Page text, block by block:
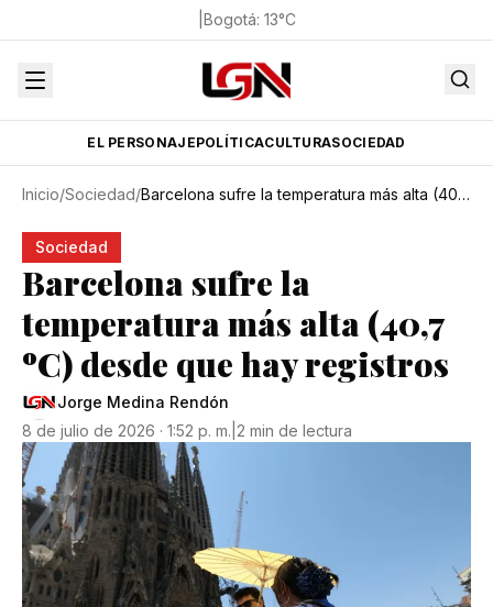
Bogotá: 13°C
EL PERSONAJEPOLÍTICACULTURASOCIEDAD
Inicio/Sociedad/ Barcelona sufre la temperatura más alta (40,7 ºC) desde que hay registros
Sociedad
Barcelona sufre la
temperatura más alta (40,7
ºC) desde que hay registros
Jorge Medina Rendón
8 de julio de 2026 · 1:52 p. m. 2 min de lectura